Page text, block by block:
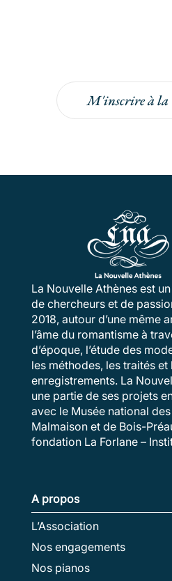
M'inscrire à la
La Nouvelle Athènes est
de chercheurs et de
2018, autour d’une même
l’âme du romantisme à
d’époque, l’étude des
les méthodes, les traités
enregistrements. La
une partie de ses projets
avec le Musée national
Malmaison et de Bois-
fondation La Forlane –
A propos
L’Association
Nos engagements
Nos pianos